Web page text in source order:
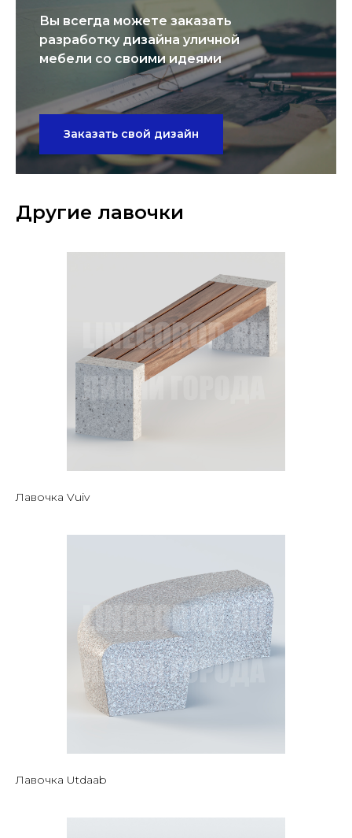
Вы всегда можете заказать
разработку дизайна уличной
мебели со своими идеями
Заказать свой дизайн
Другие лавочки
Лавочка Vuiv
Лавочка Utdaab